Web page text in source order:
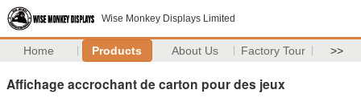
Wise Monkey Displays Limited
Home Products About Us Factory Tour >>
Affichage accrochant de carton pour des jeux